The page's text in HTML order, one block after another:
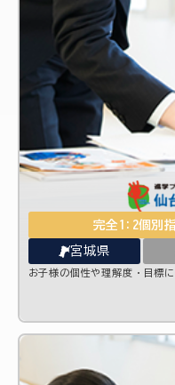
完全1:2個別
宮城県
お子様の個性や理解度・目標